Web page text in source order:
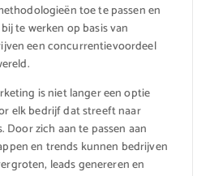
toe te passen en
te werken op basis van
een concurrentievoordeel
is niet langer een optie
elk bedrijf dat streeft naar
Door zich aan te passen aan
en trends kunnen bedrijven
leads genereren en